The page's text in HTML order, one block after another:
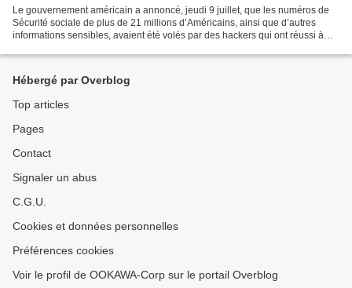
Le gouvernement américain a annoncé, jeudi 9 juillet, que les numéros de
Sécurité sociale de plus de 21 millions d’Américains, ainsi que d’autres
informations sensibles, avaient été volés par des hackers qui ont réussi à
Hébergé par Overblog
Top articles
Pages
Contact
Signaler un abus
C.G.U.
Cookies et données personnelles
Préférences cookies
Voir le profil de OOKAWA-Corp sur le portail Overblog